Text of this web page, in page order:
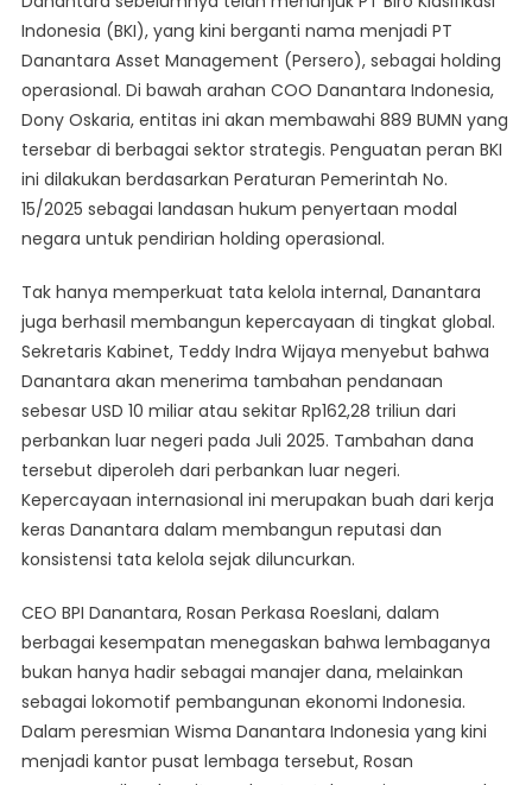
Indonesia (BKI), yang kini berganti nama menjadi PT
Danantara Asset Management (Persero), sebagai holding
operasional. Di bawah arahan COO Danantara Indonesia,
Dony Oskaria, entitas ini akan membawahi 889 BUMN yang
tersebar di berbagai sektor strategis. Penguatan peran BKI
ini dilakukan berdasarkan Peraturan Pemerintah No.
15/2025 sebagai landasan hukum penyertaan modal
negara untuk pendirian holding operasional.
Tak hanya memperkuat tata kelola internal, Danantara
juga berhasil membangun kepercayaan di tingkat global.
Sekretaris Kabinet, Teddy Indra Wijaya menyebut bahwa
Danantara akan menerima tambahan pendanaan
sebesar USD 10 miliar atau sekitar Rp162,28 triliun dari
perbankan luar negeri pada Juli 2025. Tambahan dana
tersebut diperoleh dari perbankan luar negeri.
Kepercayaan internasional ini merupakan buah dari kerja
keras Danantara dalam membangun reputasi dan
konsistensi tata kelola sejak diluncurkan.
CEO BPI Danantara, Rosan Perkasa Roeslani, dalam
berbagai kesempatan menegaskan bahwa lembaganya
bukan hanya hadir sebagai manajer dana, melainkan
sebagai lokomotif pembangunan ekonomi Indonesia.
Dalam peresmian Wisma Danantara Indonesia yang kini
menjadi kantor pusat lembaga tersebut, Rosan